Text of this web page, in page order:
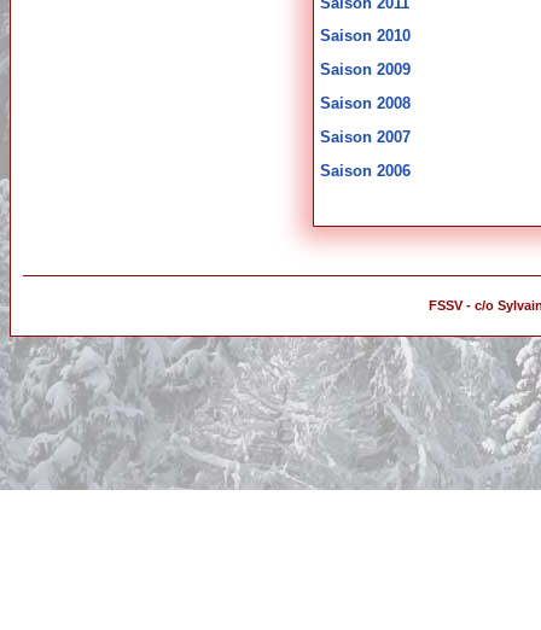
Saison 2010
Saison 2009
Saison 2008
Saison 2007
Saison 2006
FSSV - c/o